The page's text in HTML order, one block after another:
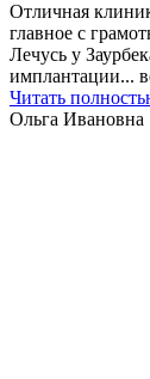
Отличная
главное с
Лечусь у
имплантации...
Читать
Ольга Ивановна